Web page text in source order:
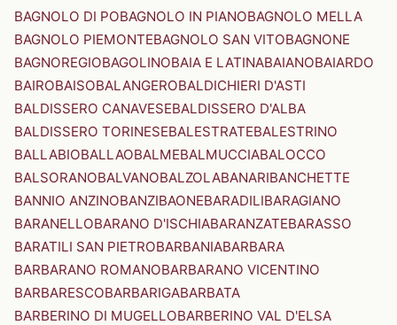
BAGNOLO DI POBAGNOLO IN PIANOBAGNOLO MELLA
BAGNOLO PIEMONTEBAGNOLO SAN VITOBAGNONE
BAGNOREGIOBAGOLINOBAIA E LATINABAIANOBAIARDO
BAIROBAISOBALANGEROBALDICHIERI D'ASTI
BALDISSERO CANAVESEBALDISSERO D'ALBA
BALDISSERO TORINESEBALESTRATEBALESTRINO
BALLABIOBALLAOBALMEBALMUCCIABALOCCO
BALSORANOBALVANOBALZOLABANARIBANCHETTE
BANNIO ANZINOBANZIBAONEBARADILIBARAGIANO
BARANELLOBARANO D'ISCHIABARANZATEBARASSO
BARATILI SAN PIETROBARBANIABARBARA
BARBARANO ROMANOBARBARANO VICENTINO
BARBARESCOBARBARIGABARBATA
BARBERINO DI MUGELLOBARBERINO VAL D'ELSA